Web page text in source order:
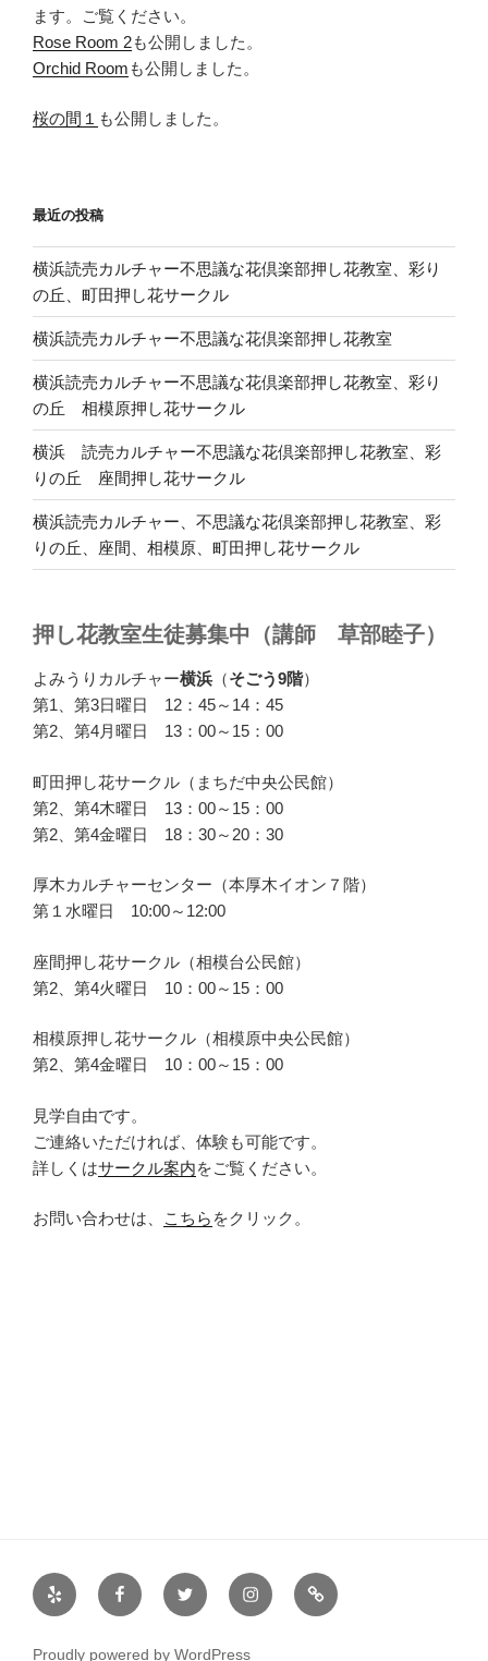
ます。ご覧ください。
Rose Room 2も公開しました。
Orchid Room も公開しました。
桜の間１ も公開しました。
最近の投稿
横浜読売カルチャー不思議な花倶楽部押し花教室、彩り
の丘、町田押し花サークル
横浜読売カルチャー不思議な花倶楽部押し花教室
横浜読売カルチャー不思議な花倶楽部押し花教室、彩り
の丘 相模原押し花サークル
横浜 読売カルチャー不思議な花倶楽部押し花教室、彩
りの丘 座間押し花サークル
横浜読売カルチャー、不思議な花倶楽部押し花教室、彩
りの丘、座間、相模原、町田押し花サークル
押し花教室生徒募集中（講師 草部睦子）
よみうりカルチャー横浜 （そごう9階）
第1、第3日曜日 12：45～14：45
第2、第4月曜日 13：00～15：00
町田押し花サークル（まちだ中央公民館）
第2、第4木曜日 13：00～15：00
第2、第4金曜日 18：30～20：30
厚木カルチャーセンター（本厚木イオン７階）
第１水曜日 10:00～12:00
座間押し花サークル（相模台公民館）
第2、第4火曜日 10：00～15：00
相模原押し花サークル（相模原中央公民館）
第2、第4金曜日 10：00～15：00
見学自由です。
ご連絡いただければ、体験も可能です。
詳しくはサークル案内をご覧ください。
お問い合わせは、 こちら をクリック。
Yelp FacebookTwitter Instagram
サ
ー
Proudly powered by WordPress